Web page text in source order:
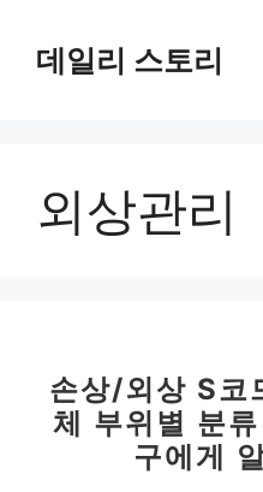
데일리 스토리
외상관리
손상/외상 S코
체 부위별 분
구에게